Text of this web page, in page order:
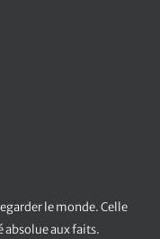
le monde. Celle
absolue aux faits.